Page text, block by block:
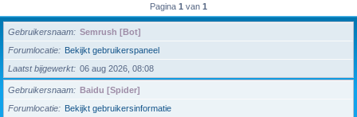
Pagina 1 van 1
Gebruikersnaam
Semrush [Bot]
Forumlocatie
Bekijkt gebruikerspaneel
Laatst bijgewerkt
06 aug 2026, 08:08
Gebruikersnaam
Baidu [Spider]
Forumlocatie
Bekijkt gebruikersinformatie